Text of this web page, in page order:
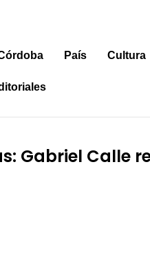
País Cultura
Gabriel Calle